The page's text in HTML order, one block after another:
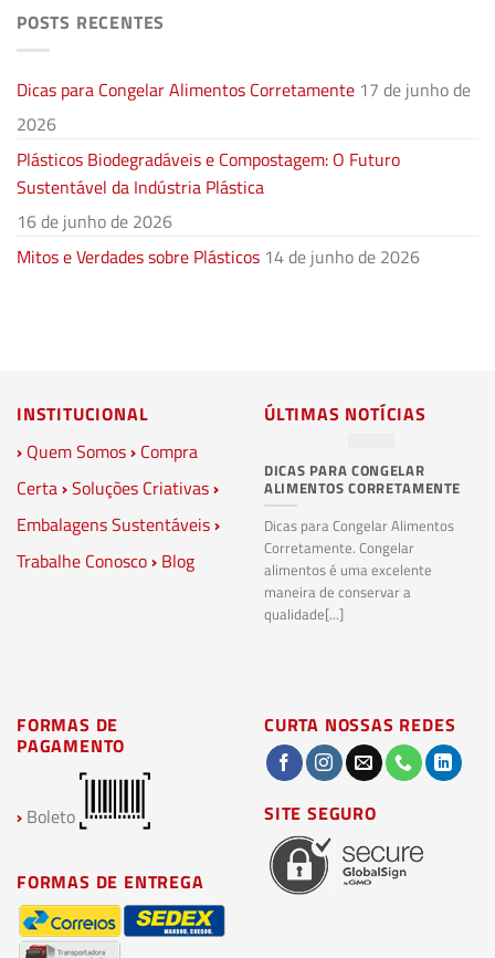
POSTS RECENTES
Dicas para Congelar Alimentos Corretamente 17 de junho de
2026
Plásticos Biodegradáveis e Compostagem: O Futuro
Sustentável da Indústria Plástica
16 de junho de 2026
Mitos e Verdades sobre Plásticos 14 de junho de 2026
INSTITUCIONAL
› Quem Somos› Compra
Certa›Soluções Criativas›
Embalagens Sustentáveis›
Trabalhe Conosco› Blog
ÚLTIMAS NOTÍCIAS
DICAS PARA CONGELAR
ALIMENTOS CORRETAMENTE
Dicas para Congelar Alimentos
Corretamente. Congelar
alimentos é uma excelente
maneira de conservar a
qualidade[...]
FORMAS DE
PAGAMENTO
› Boleto
FORMAS DE ENTREGA
CURTA NOSSAS REDES
SITE SEGURO